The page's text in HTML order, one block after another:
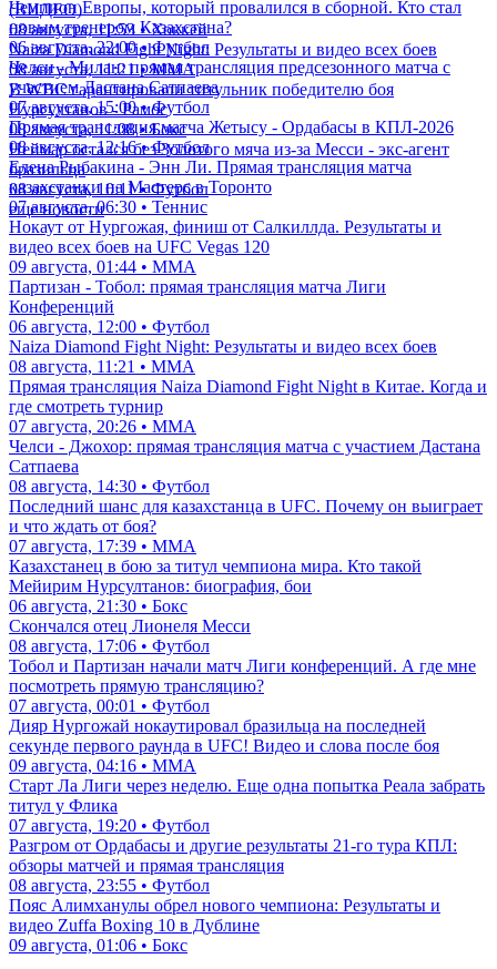
(ВИДЕО)
08 августа, 11:53 • Хоккей
Naiza Diamond Fight Night: Результаты и видео всех боев
08 августа, 11:21 • ММА
В WBC гарантировали титульник победителю боя
Нурсултанов - Рамос
08 августа, 11:08 • Бокс
Неймар остался без Золотого мяча из-за Месси - экс-агент
бразильца
08 августа, 10:11 • Футбол
еще новости
Чемпион Европы, который провалился в сборной. Кто стал
новым тренером Казахстана?
06 августа, 22:00 • Футбол
Челси - Милан: прямая трансляция предсезонного матча с
участием Дастана Сатпаева
07 августа, 15:00 • Футбол
Прямая трансляция матча Жетысу - Ордабасы в КПЛ-2026
08 августа, 12:16 • Футбол
Елена Рыбакина - Энн Ли. Прямая трансляция матча
казахстанки на Мастерс в Торонто
07 августа, 06:30 • Теннис
Нокаут от Нургожая, финиш от Салкиллда. Результаты и
видео всех боев на UFC Vegas 120
09 августа, 01:44 • ММА
Партизан - Тобол: прямая трансляция матча Лиги
Конференций
06 августа, 12:00 • Футбол
Naiza Diamond Fight Night: Результаты и видео всех боев
08 августа, 11:21 • ММА
Прямая трансляция Naiza Diamond Fight Night в Китае. Когда и
где смотреть турнир
07 августа, 20:26 • ММА
Челси - Джохор: прямая трансляция матча с участием Дастана
Сатпаева
08 августа, 14:30 • Футбол
Последний шанс для казахстанца в UFC. Почему он выиграет
и что ждать от боя?
07 августа, 17:39 • ММА
Казахстанец в бою за титул чемпиона мира. Кто такой
Мейирим Нурсултанов: биография, бои
06 августа, 21:30 • Бокс
Скончался отец Лионеля Месси
08 августа, 17:06 • Футбол
Тобол и Партизан начали матч Лиги конференций. А где мне
посмотреть прямую трансляцию?
07 августа, 00:01 • Футбол
Дияр Нургожай нокаутировал бразильца на последней
секунде первого раунда в UFC! Видео и слова после боя
09 августа, 04:16 • ММА
Старт Ла Лиги через неделю. Еще одна попытка Реала забрать
титул у Флика
07 августа, 19:20 • Футбол
Разгром от Ордабасы и другие результаты 21-го тура КПЛ:
обзоры матчей и прямая трансляция
08 августа, 23:55 • Футбол
Пояс Алимханулы обрел нового чемпиона: Результаты и
видео Zuffa Boxing 10 в Дублине
09 августа, 01:06 • Бокс